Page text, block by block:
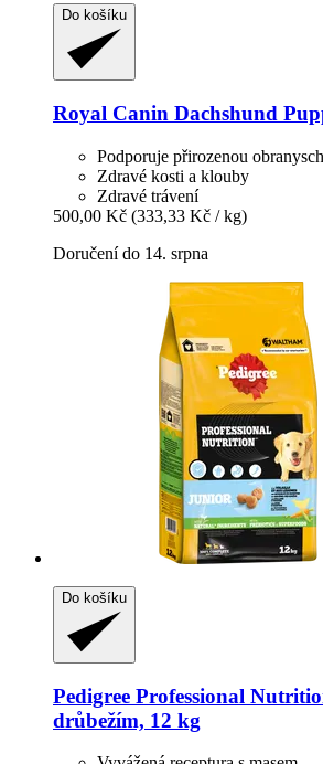
Do košíku
Royal Canin Dachshund
Podporuje přirozenou
Zdravé kosti a klouby
Zdravé trávení
500,00 Kč (333,33 Kč / kg)
Doručení do 14. srpna
Do košíku
Pedigree Professional
drůbežím, 12 kg